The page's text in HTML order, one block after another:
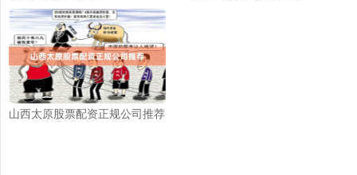
山西太原股票配资正规公司推荐